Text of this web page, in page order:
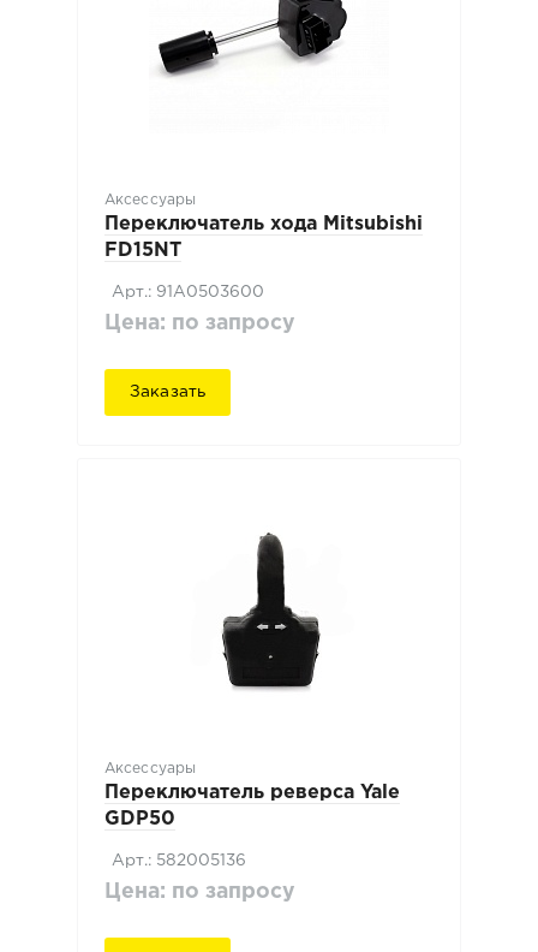
Аксессуары
Переключатель хода Mitsubishi
FD15NT
Арт.: 91A0503600
Цена: по запросу
Заказать
Аксессуары
Переключатель реверса Yale
GDP50
Арт.: 582005136
Цена: по запросу